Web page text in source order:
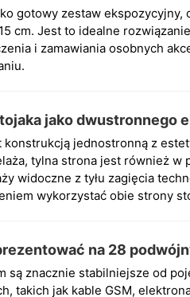
gotowy zestaw
cm. Jest to idealne
i zamawiania osobnych
jako dwustronnego
jednostronną z
tylna strona jest również w
widoczne z tyłu zagięcia
wykorzystać obie strony
na 28
są znacznie stabilniejsze od
takich jak kable GSM,